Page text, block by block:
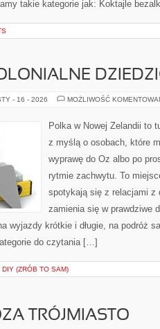
takie kategorie jak: Koktajle
- 16 - 2026 MOŻLIWOŚĆ
Polka w Nowej Zelandii to
z myślą o osobach, które
wyprawę do Oz albo po
rytmie zachwytu. To
spotykają się z relacjami z
zamienia się w prawdziwe
wyjazdy krótkie i długie, na podróż
do czytania […]
DIY (ZRÓB TO SAM)
TRÓJMIASTO